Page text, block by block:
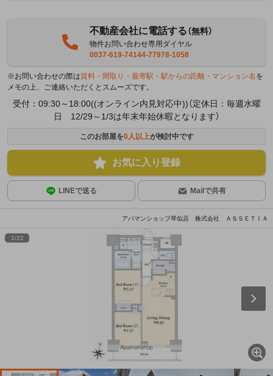
不動産会社に電話する（無料）
物件お問い合わせ専用ダイヤル
0037-619-74144-77978-1058
※お問い合わせの際は賃料・間取り・最寄駅・駅からの距離・マンション名 を
メモの上、ご連絡いただくとスムーズです。
受付：09:30～18:00((オンライン内見対応中))（定休日：毎週水曜
日 12/29～1/3は年末年始休暇となります）
このお部屋を0人以上が検討中です
お気に入り登録
LINEで送る Mailで共有
アパマンショップ琴似店 株式会社 ＡＳＳＥＴＩＡ
1/22